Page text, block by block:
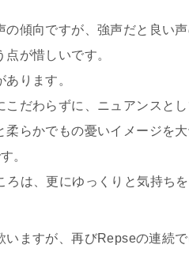
の傾向ですが、強声だと良い
が惜しいです。
ります。
だわらずに、ニュアンスと
らかでもの憂いイメージを大
。
は、更にゆっくりと気持ち
いますが、再びRepseの連続